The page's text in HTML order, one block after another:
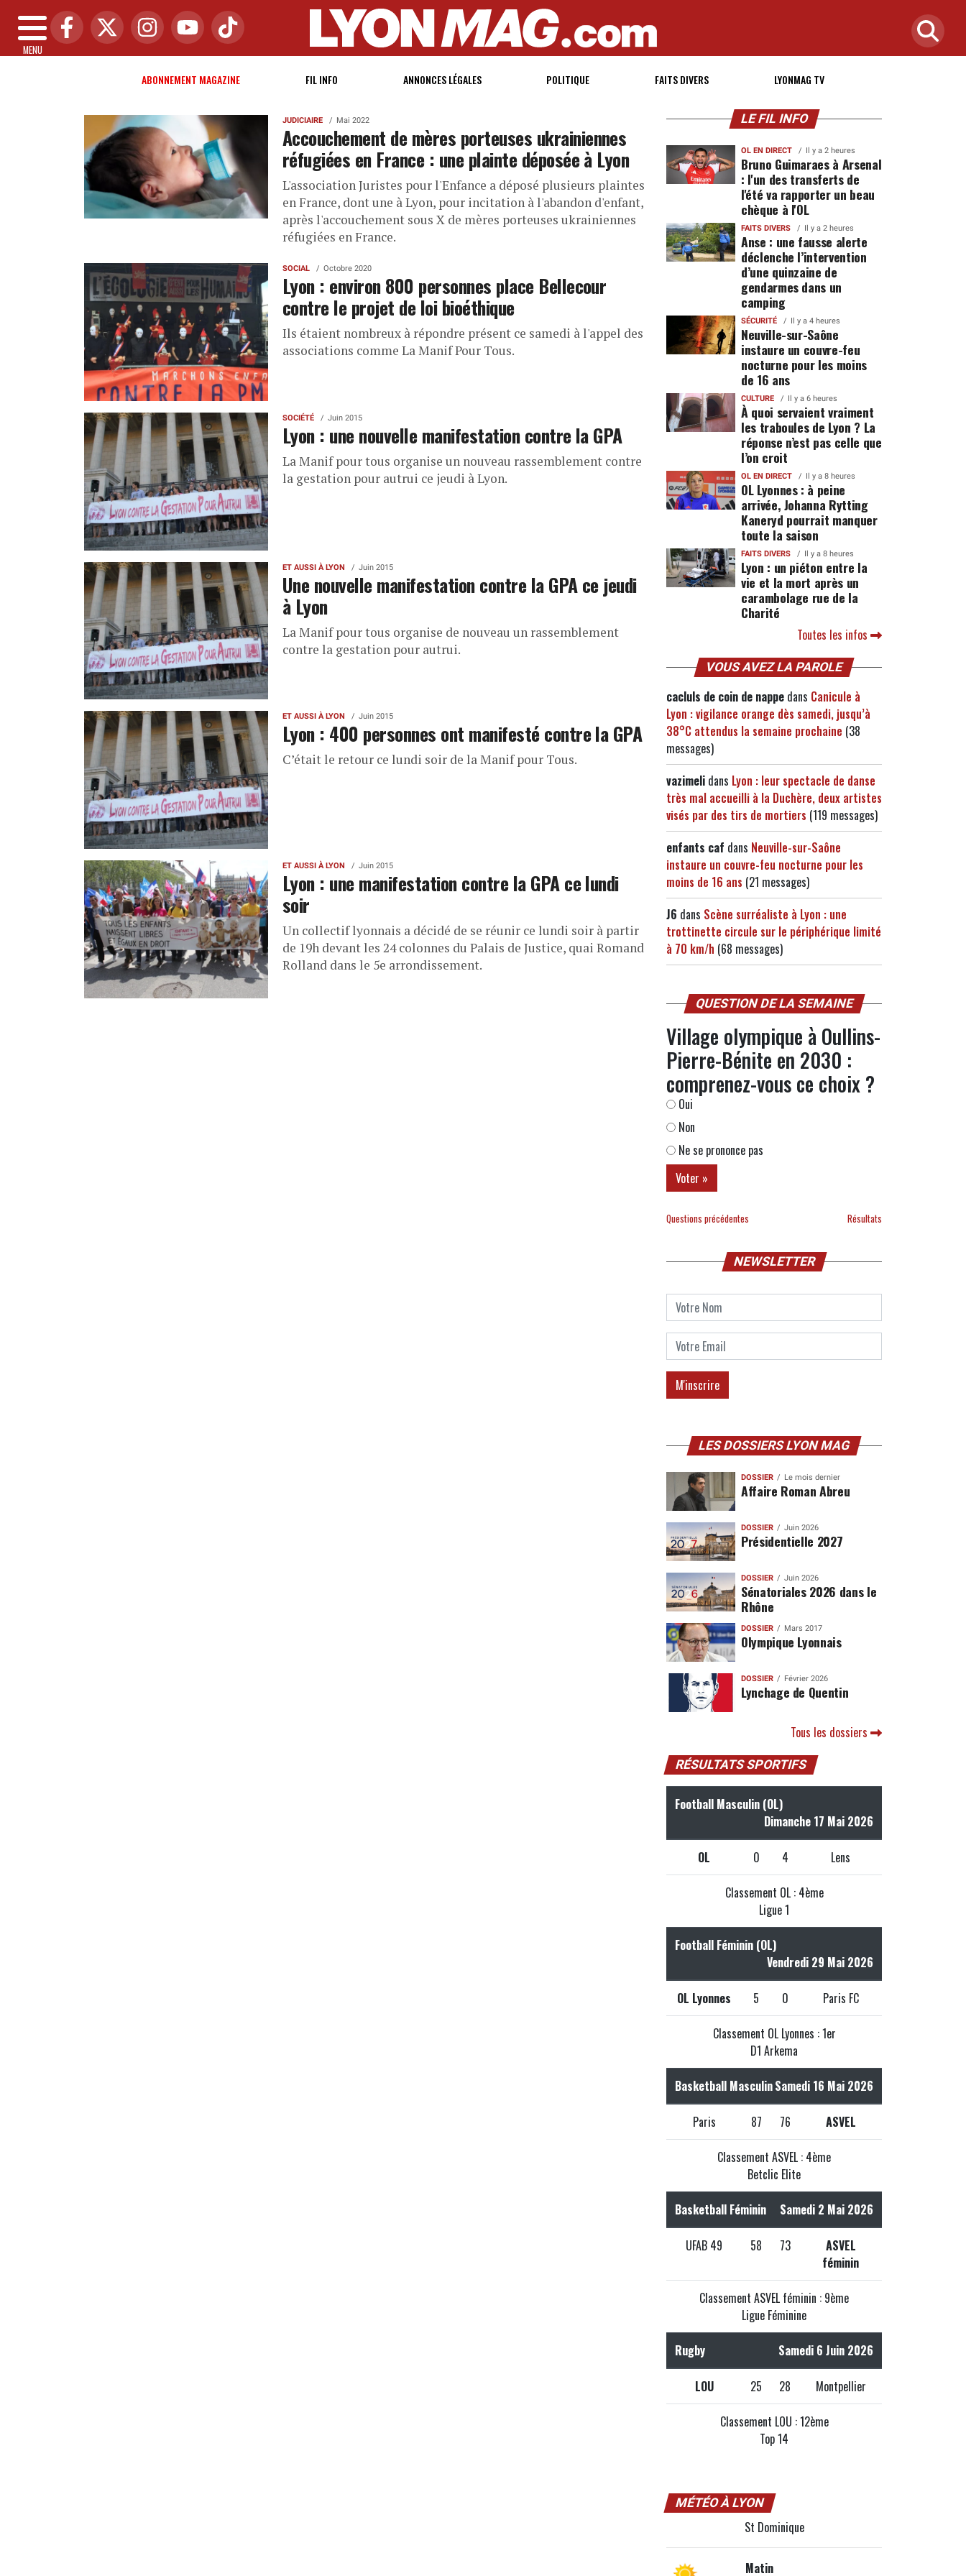
MENU
ABONNEMENT MAGAZINE FIL INFO ANNONCES LÉGALES POLITIQUE FAITS DIVERS LYONMAG TV
JUDICIAIRE Mai 2022
Accouchement de mères porteuses ukrainiennes
réfugiées en France : une plainte déposée à Lyon
L'association Juristes pour l'Enfance a déposé plusieurs plaintes
en France, dont une à Lyon, pour incitation à l'abandon d'enfant,
après l'accouchement sous X de mères porteuses ukrainiennes
réfugiées en France.
SOCIAL Octobre 2020
Lyon : environ 800 personnes place Bellecour
contre le projet de loi bioéthique
Ils étaient nombreux à répondre présent ce samedi à l'appel des
associations comme La Manif Pour Tous.
SOCIÉTÉ Juin 2015
Lyon : une nouvelle manifestation contre la GPA
La Manif pour tous organise un nouveau rassemblement contre
la gestation pour autrui ce jeudi à Lyon.
ET AUSSI À LYON Juin 2015
Une nouvelle manifestation contre la GPA ce jeudi
à Lyon
La Manif pour tous organise de nouveau un rassemblement
contre la gestation pour autrui.
ET AUSSI À LYON Juin 2015
Lyon : 400 personnes ont manifesté contre la GPA
C’était le retour ce lundi soir de la Manif pour Tous.
ET AUSSI À LYON Juin 2015
Lyon : une manifestation contre la GPA ce lundi
soir
Un collectif lyonnais a décidé de se réunir ce lundi soir à partir
de 19h devant les 24 colonnes du Palais de Justice, quai Romand
Rolland dans le 5e arrondissement.
LE FIL INFO
OL EN DIRECT Il y a 2 heures
Bruno Guimaraes à Arsenal
: l'un des transferts de
l'été va rapporter un beau
chèque à l'OL
FAITS DIVERS Il y a 2 heures
Anse : une fausse alerte
déclenche l’intervention
d’une quinzaine de
gendarmes dans un
camping
SÉCURITÉ Il y a 4 heures
Neuville-sur-Saône
instaure un couvre-feu
nocturne pour les moins
de 16 ans
CULTURE Il y a 6 heures
À quoi servaient vraiment
les traboules de Lyon ? La
réponse n’est pas celle que
l’on croit
OL EN DIRECT Il y a 8 heures
OL Lyonnes : à peine
arrivée, Johanna Rytting
Kaneryd pourrait manquer
toute la saison
FAITS DIVERS Il y a 8 heures
Lyon : un piéton entre la
vie et la mort après un
carambolage rue de la
Charité
Toutes les infos
VOUS AVEZ LA PAROLE
cacluls de coin de nappe dans Canicule à
Lyon : vigilance orange dès samedi, jusqu’à
38°C attendus la semaine prochaine (38
messages)
vazimeli dans Lyon : leur spectacle de danse
très mal accueilli à la Duchère, deux artistes
visés par des tirs de mortiers (119 messages)
enfants caf dans Neuville-sur-Saône
instaure un couvre-feu nocturne pour les
moins de 16 ans (21 messages)
J6 dans Scène surréaliste à Lyon : une
trottinette circule sur le périphérique limité
à 70 km/h (68 messages)
QUESTION DE LA SEMAINE
Village olympique à Oullins-
Pierre-Bénite en 2030 :
comprenez-vous ce choix ?
Oui
Non
Ne se prononce pas
Questions précédentes Résultats
NEWSLETTER
LES DOSSIERS LYON MAG
DOSSIER Le mois dernier
Affaire Roman Abreu
DOSSIER Juin 2026
Présidentielle 2027
DOSSIER Juin 2026
Sénatoriales 2026 dans le
Rhône
DOSSIER Mars 2017
Olympique Lyonnais
DOSSIER Février 2026
Lynchage de Quentin
Tous les dossiers
RÉSULTATS SPORTIFS
Football Masculin (OL)
Dimanche 17 Mai 2026
OL 0 4 Lens
Classement OL : 4ème
Ligue 1
Football Féminin (OL)
Vendredi 29 Mai 2026
OL Lyonnes 5 0 Paris FC
Classement OL Lyonnes : 1er
D1 Arkema
Basketball MasculinSamedi 16 Mai 2026
Paris 87 76 ASVEL
Classement ASVEL : 4ème
Betclic Elite
Basketball Féminin Samedi 2 Mai 2026
UFAB 49 58 73
ASVEL
féminin
Classement ASVEL féminin : 9ème
Ligue Féminine
Rugby Samedi 6 Juin 2026
LOU 25 28 Montpellier
Classement LOU : 12ème
Top 14
MÉTÉO À LYON
St Dominique
Matin